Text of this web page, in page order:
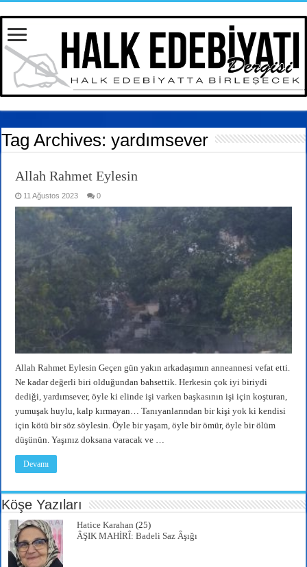
Tag Archives:yardımsever
Allah Rahmet Eylesin
11 Ağustos 2023 0
Allah Rahmet Eylesin Geçen gün yakın arkadaşımın anneannesi vefat etti.
Ne kadar değerli biri olduğundan bahsettik. Herkesin çok iyi biriydi
dediği, yardımsever, öyle ki elinde işi varken başkasının işi için koşturan,
yumuşak huylu, kalp kırmayan… Tanıyanlarından bir kişi yok ki kendisi
için kötü bir söz söylesin. Öyle bir yaşam, öyle bir ömür, öyle bir ölüm
düşünün. Yaşınız doksana varacak ve …
Devamı
Köşe Yazıları
Hatice Karahan (25)
ÂŞIK MAHİRÎ: Badeli Saz Âşığı